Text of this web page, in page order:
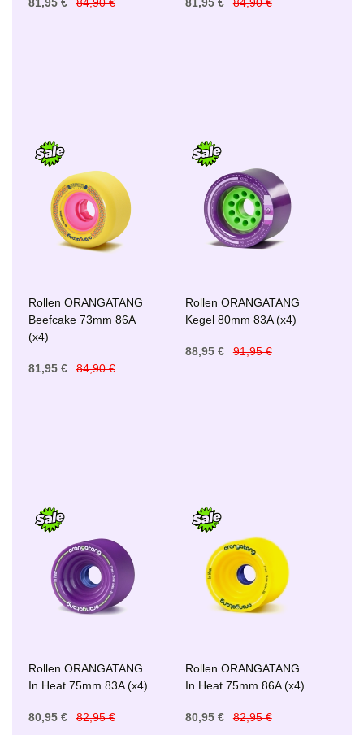
Rollen ORANGATANG
Beefcake 73mm 86A
(x4)
81,95 € 84,90 €
Rollen ORANGATANG
Kegel 80mm 83A (x4)
88,95 € 91,95 €
Rollen ORANGATANG
In Heat 75mm 83A (x4)
80,95 € 82,95 €
Rollen ORANGATANG
In Heat 75mm 86A (x4)
80,95 € 82,95 €